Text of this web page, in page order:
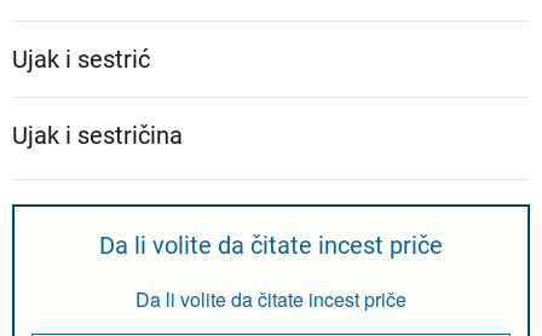
Ujak i sestrić
Ujak i sestričina
Da li volite da čitate incest priče
Da li volite da čitate incest priče